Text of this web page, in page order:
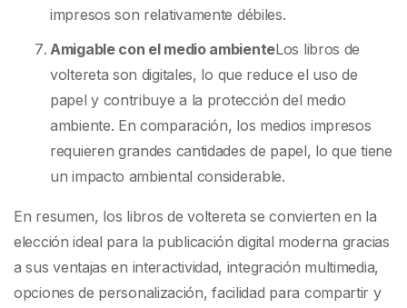
impresos son relativamente débiles.
Amigable con el medio ambienteLos libros de
voltereta son digitales, lo que reduce el uso de
papel y contribuye a la protección del medio
ambiente. En comparación, los medios impresos
requieren grandes cantidades de papel, lo que tiene
un impacto ambiental considerable.
En resumen, los libros de voltereta se convierten en la
elección ideal para la publicación digital moderna gracias
a sus ventajas en interactividad, integración multimedia,
opciones de personalización, facilidad para compartir y